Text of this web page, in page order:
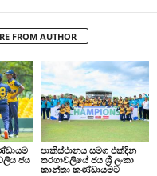
FROM AUTHOR
ජය
පාකිස්ථානය සමග එක්දින
තරගාවලියේ ජය ශ්‍රී ලංකා
කාන්තා කණ්ඩායමට